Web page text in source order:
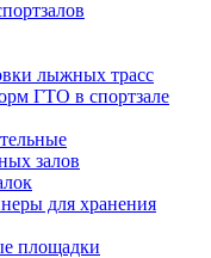
лыжных трасс
ГТО в спортзале
залов
для хранения
площадки